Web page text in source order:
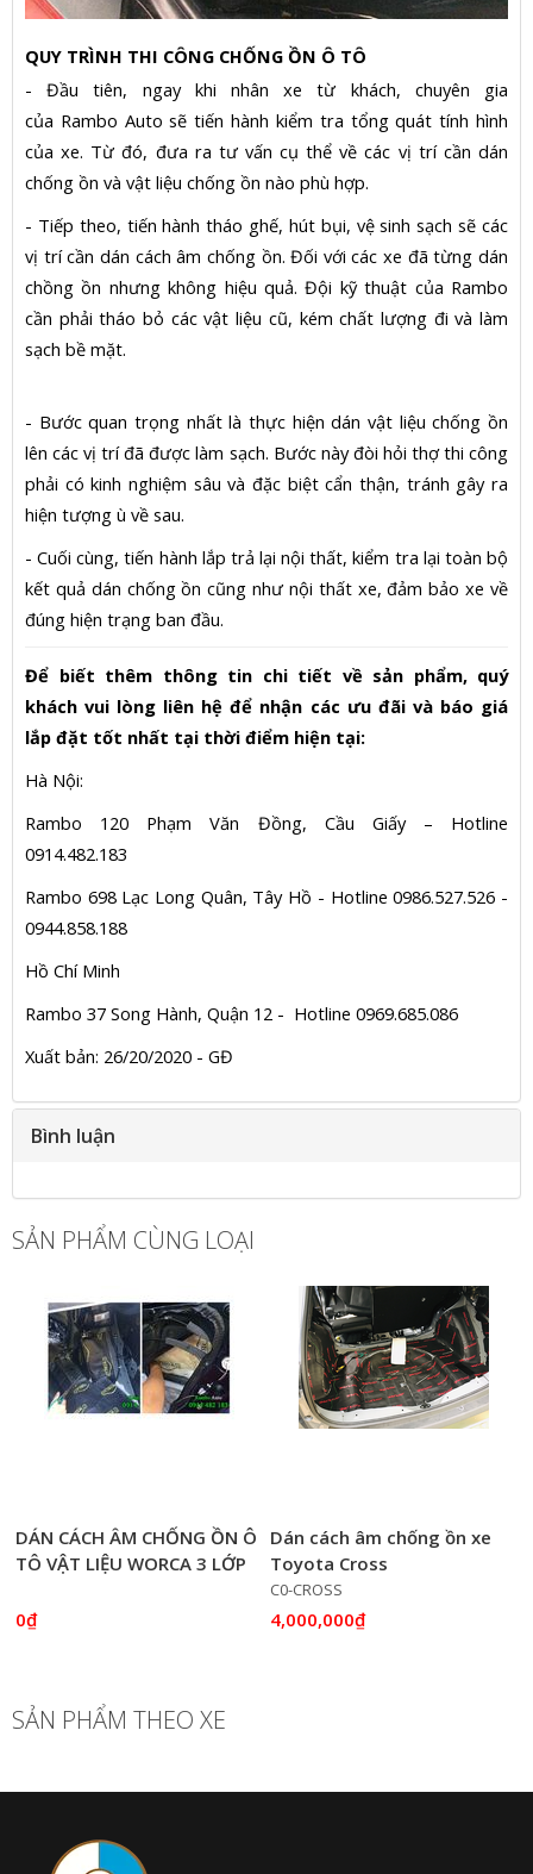
QUY TRÌNH THI CÔNG CHỐNG ỒN Ô TÔ
- Đầu tiên, ngay khi nhân xe từ khách, chuyên gia
của Rambo Auto sẽ tiến hành kiểm tra tổng quát tính hình
của xe. Từ đó, đưa ra tư vấn cụ thể về các vị trí cần dán
chống ồn và vật liệu chống ồn nào phù hợp.
- Tiếp theo, tiến hành tháo ghế, hút bụi, vệ sinh sạch sẽ các
vị trí cần dán cách âm chống ồn. Đối với các xe đã từng dán
chồng ồn nhưng không hiệu quả. Đội kỹ thuật của Rambo
cần phải tháo bỏ các vật liệu cũ, kém chất lượng đi và làm
sạch bề mặt.
- Bước quan trọng nhất là thực hiện dán vật liệu chống ồn
lên các vị trí đã được làm sạch. Bước này đòi hỏi thợ thi công
phải có kinh nghiệm sâu và đặc biệt cẩn thận, tránh gây ra
hiện tượng ù về sau.
- Cuối cùng, tiến hành lắp trả lại nội thất, kiểm tra lại toàn bộ
kết quả dán chống ồn cũng như nội thất xe, đảm bảo xe về
đúng hiện trạng ban đầu.
Để biết thêm thông tin chi tiết về sản phẩm, quý
khách vui lòng liên hệ để nhận các ưu đãi và báo giá
lắp đặt tốt nhất tại thời điểm hiện tại:
Hà Nội:
Rambo 120 Phạm Văn Đồng, Cầu Giấy – Hotline
0914.482.183
Rambo 698 Lạc Long Quân, Tây Hồ - Hotline 0986.527.526 -
0944.858.188
Hồ Chí Minh
Rambo 37 Song Hành, Quận 12 - Hotline 0969.685.086
Xuất bản: 26/20/2020 - GĐ
Bình luận
SẢN PHẨM CÙNG LOẠI
DÁN CÁCH ÂM CHỐNG ỒN Ô
TÔ VẬT LIỆU WORCA 3 LỚP
0₫
Dán cách âm chống ồn xe
Toyota Cross
C0-CROSS
4,000,000₫
SẢN PHẨM THEO XE